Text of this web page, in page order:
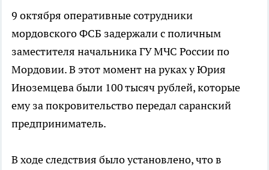
9 октября оперативные сотрудники
мордовского ФСБ задержали с поличным
заместителя начальника ГУ МЧС России по
Мордовии. В этот момент на руках у Юрия
Иноземцева были 100 тысяч рублей, которые
ему за покровительство передал саранский
предприниматель.
В ходе следствия было установлено, что в